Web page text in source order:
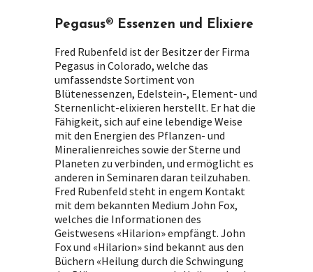
Pegasus® Essenzen und Elixiere
Fred Rubenfeld ist der Besitzer der Firma
Pegasus in Colorado, welche das
umfassendste Sortiment von
Blütenessenzen, Edelstein-, Element- und
Sternenlicht-elixieren herstellt. Er hat die
Fähigkeit, sich auf eine lebendige Weise
mit den Energien des Pflanzen- und
Mineralienreiches sowie der Sterne und
Planeten zu verbinden, und ermöglicht es
anderen in Seminaren daran teilzuhaben.
Fred Rubenfeld steht in engem Kontakt
mit dem bekannten Medium John Fox,
welches die Informationen des
Geistwesens «Hilarion» empfängt. John
Fox und «Hilarion» sind bekannt aus den
Büchern «Heilung durch die Schwingung